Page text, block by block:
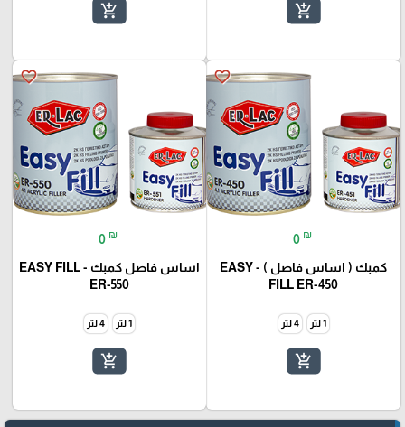
add_shopping_cart
add_shopping_cart
favorite_border
0 ₪
كمبك ( اساس فاصل ) - EASY
FILL ER-450
1 لتر 4 لتر
add_shopping_cart
favorite_border
0 ₪
اساس فاصل كمبك - EASY FILL
ER-550
1 لتر 4 لتر
add_shopping_cart